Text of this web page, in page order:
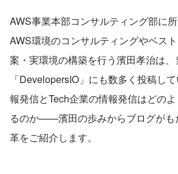
AWS事業本部コンサルティング部に
AWS環境のコンサルティングやベス
案・実環境の構築を行う濱田孝治は
「DevelopersIO」にも数多く投稿し
報発信とTech企業の情報発信はどの
るのか——濱田の歩みからブログがも
革をご紹介します。